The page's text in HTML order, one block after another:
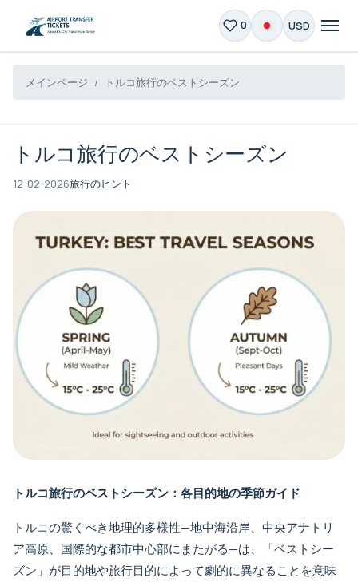
0 USD
メインページ トルコ旅行のベストシーズン
トルコ旅行のベストシーズン
12-02-2026旅行のヒント
トルコ旅行のベストシーズン：各目的地の季節ガイド
トルコの驚くべき地理的多様性—地中海沿岸、中央アナトリ
ア高原、国際的な都市中心部にまたがる—は、「ベストシー
ズン」が目的地や旅行目的によって劇的に異なることを意味